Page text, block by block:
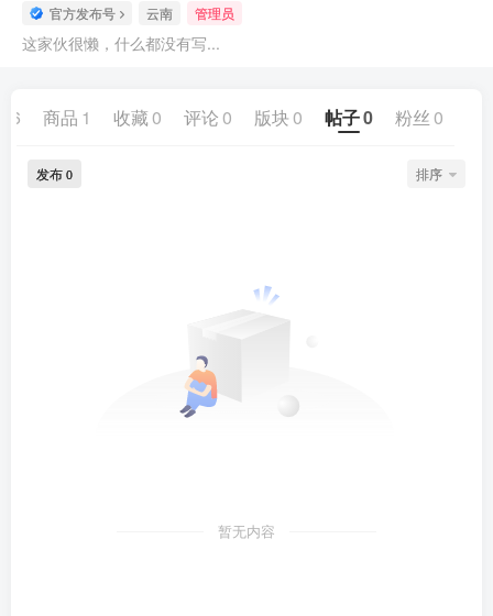
官方发布号 云南 管理员
这家伙很懒，什么都没有写...
86 商品 1 收藏 0 评论 0 版块 0 帖子0 粉丝 0
发布 0 排序
暂无内容